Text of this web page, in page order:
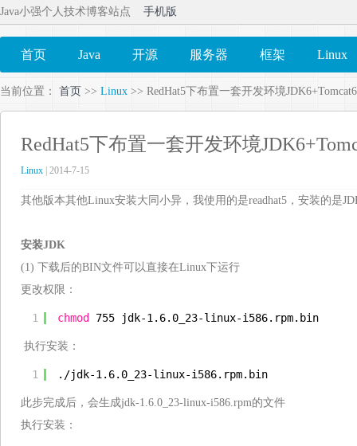
Java小强个人技术博客站点 手机版
首页 Java 开源 服务器 框架 Linux
当前位置： 首页 >> Linux >> RedHat5下布置一套开发环境
RedHat5下布置一套开发环境
Linux | 2014-7-15
其他版本其他Linux安装大同小异，我使用的是readhat5，安装的是
安装JDK
(1) 下载后的BIN文件可以直接在Linux下运行
更改权限：
1 chmod 755 jdk-1.6.0_23-linux-i586.rpm.bin
执行安装：
1 . /jdk-1 .6.0_23-linux-i586.rpm.bin
此步完成后，会生成jdk-1.6.0_23-linux-i586.rpm的文件
执行安装：